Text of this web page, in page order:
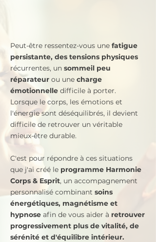
Peut-être ressentez-vous une fatigue
persistante, des tensions physiques
récurrentes, un sommeil peu
réparateur ou une charge
émotionnelle difficile à porter.
Lorsque le corps, les émotions et
l'énergie sont déséquilibrés, il devient
difficile de retrouver un véritable
mieux-être durable.
C'est pour répondre à ces situations
que j'ai créé le programme Harmonie
Corps & Esprit, un accompagnement
personnalisé combinant soins
énergétiques, magnétisme et
hypnose afin de vous aider à retrouver
progressivement plus de vitalité, de
sérénité et d'équilibre intérieur.